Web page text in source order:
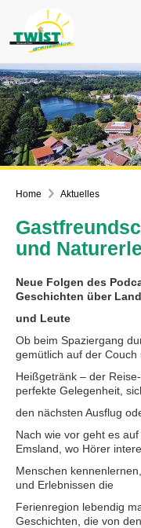
Home Aktuelles
und
Neue Folgen des
Geschichten über Land
und Leute
Ob beim Spaziergang
gemütlich auf der Couch
Heißgetränk – der
perfekte Gelegenheit,
den nächsten Ausflug
Nach wie vor geht es
Emsland, wo Hörer
Menschen
und Erlebnissen die
Ferienregion lebendig
Geschichten, die von den